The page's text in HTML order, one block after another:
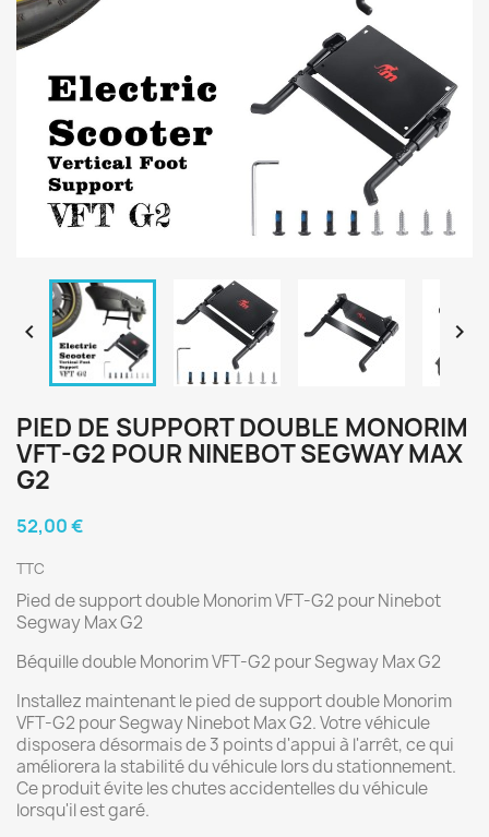
 
PIED DE SUPPORT DOUBLE MONORIM
VFT-G2 POUR NINEBOT SEGWAY MAX
G2
52,00 €
TTC
Pied de support double Monorim VFT-G2 pour Ninebot
Segway Max G2
Béquille double Monorim VFT-G2 pour Segway Max G2
Installez maintenant le pied de support double Monorim
VFT-G2 pour Segway Ninebot Max G2. Votre véhicule
disposera désormais de 3 points d'appui à l'arrêt, ce qui
améliorera la stabilité du véhicule lors du stationnement.
Ce produit évite les chutes accidentelles du véhicule
lorsqu'il est garé.